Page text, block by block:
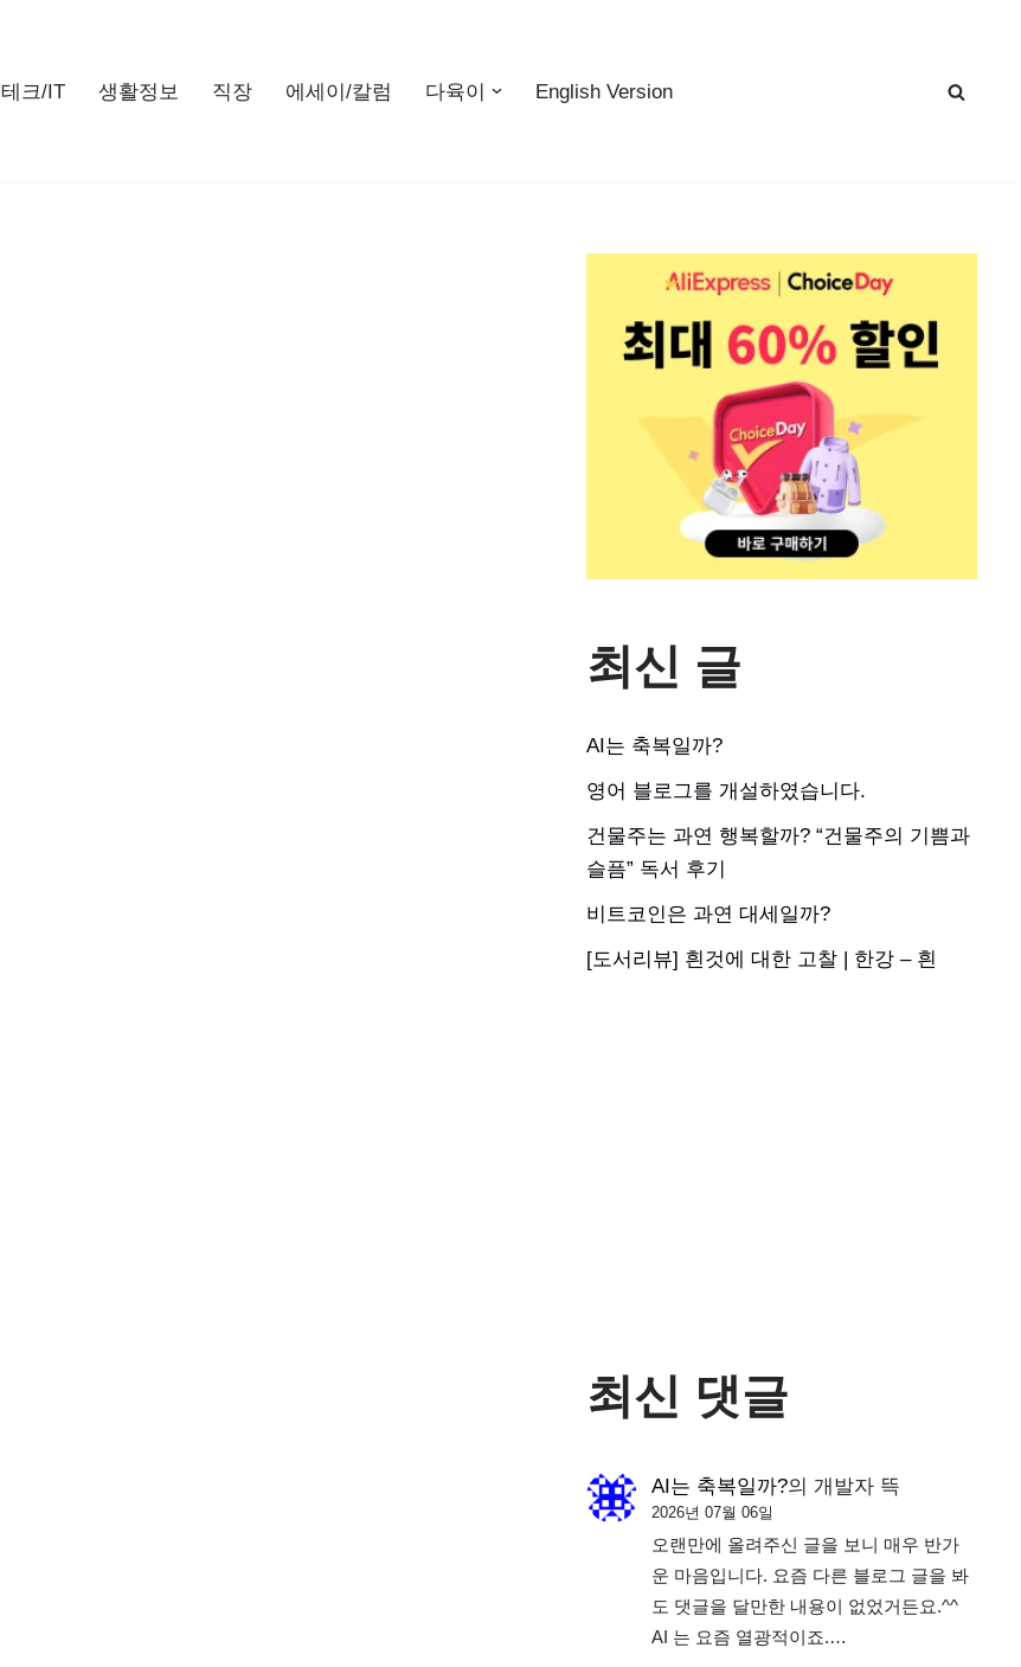
테크/IT 생활정보 직장 에세이/칼럼 다육이 English Version
최신 글
AI는 축복일까?
영어 블로그를 개설하였습니다.
건물주는 과연 행복할까? “건물주의 기쁨과
슬픔” 독서 후기
비트코인은 과연 대세일까?
[도서리뷰] 흰것에 대한 고찰 | 한강 – 흰
최신 댓글
AI는 축복일까?의 개발자 뜩
2026년 07월 06일
오랜만에 올려주신 글을 보니 매우 반가
운 마음입니다. 요즘 다른 블로그 글을 봐
도 댓글을 달만한 내용이 없었거든요.^^
AI 는 요즘 열광적이죠.…